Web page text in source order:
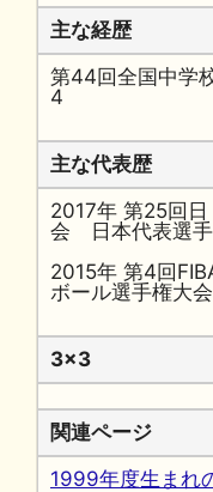
主な経歴
第44回全国中学
4
主な代表歴
2017年 第25回
会 日本代表選手
2015年 第4回
ボール選手権大
3x3
関連ページ
1999年度生まれ